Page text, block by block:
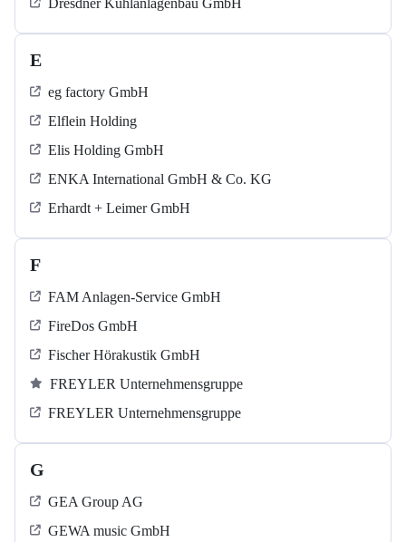
Dresdner Kühlanlagenbau GmbH
E
eg factory GmbH
Elflein Holding
Elis Holding GmbH
ENKA International GmbH & Co. KG
Erhardt + Leimer GmbH
F
FAM Anlagen-Service GmbH
FireDos GmbH
Fischer Hörakustik GmbH
FREYLER Unternehmensgruppe
FREYLER Unternehmensgruppe
G
GEA Group AG
GEWA music GmbH